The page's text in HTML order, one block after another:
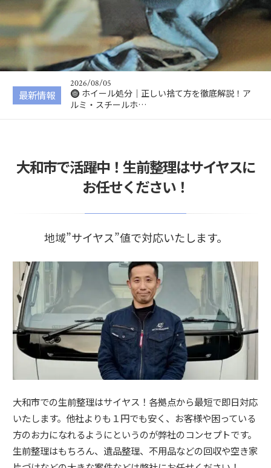
最新情報
2026/08/06
キックボード処分｜正しい捨て方を徹底解
説！電動キックボー…
2026/08/05
ホイール処分｜正しい捨て方を徹底解説！ア
ルミ・スチールホ…
2026/08/04
VRゴーグル処分｜正しい捨て方を徹底解説！
無料で処分する方…
2026/08/02
ドローン処分｜正しい捨て方を徹底解説！安
全な処分方法・バ…
2026/08/06
説！電動キックボー…
大和市で活躍中！生前整理はサイヤスに
お任せください！
地域”サイヤス”値で対応いたします。
大和市での生前整理はサイヤス！各拠点から最短で即日対応
いたします。他社よりも１円でも安く、お客様や困っている
方のお力になれるようにというのが弊社のコンセプトです。
生前整理はもちろん、遺品整理、不用品などの回収や空き家